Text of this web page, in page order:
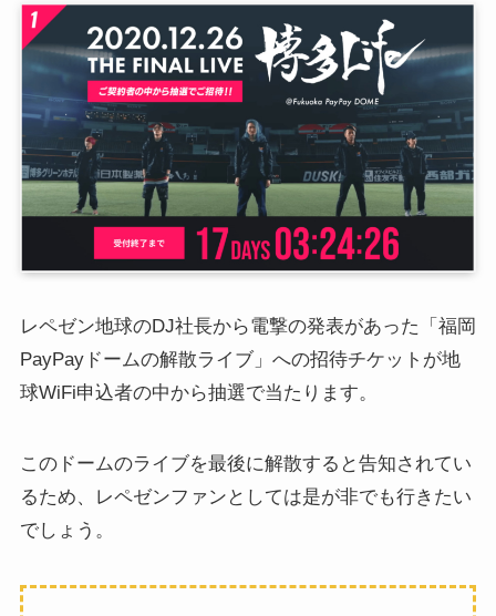
レペゼン地球のDJ社長から電撃の発表があった「福岡
PayPayドームの解散ライブ」への招待チケットが地
球WiFi申込者の中から抽選で当たります。
このドームのライブを最後に解散すると告知されてい
るため、レペゼンファンとしては是が非でも行きたい
でしょう。